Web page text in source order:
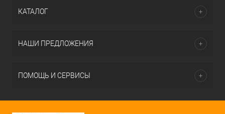
КАТАЛОГ
НАШИ ПРЕДЛОЖЕНИЯ
ПОМОЩЬ И СЕРВИСЫ